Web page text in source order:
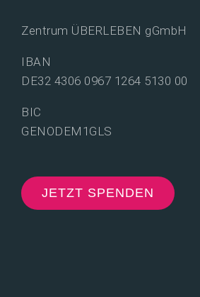
Zentrum ÜBERLEBEN gGmbH
IBAN
DE32 4306 0967 1264 5130 00
BIC
GENODEM1GLS
JETZT SPENDEN